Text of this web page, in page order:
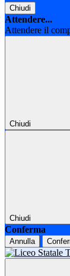
Chiudi
Attendere...
Attendere il
Chiudi
Chiudi
Conferma
Annulla